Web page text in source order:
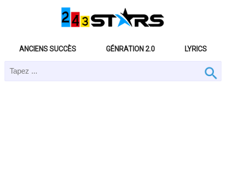
ANCIENS SUCCÈS GÉNRATION 2.0 LYRICS